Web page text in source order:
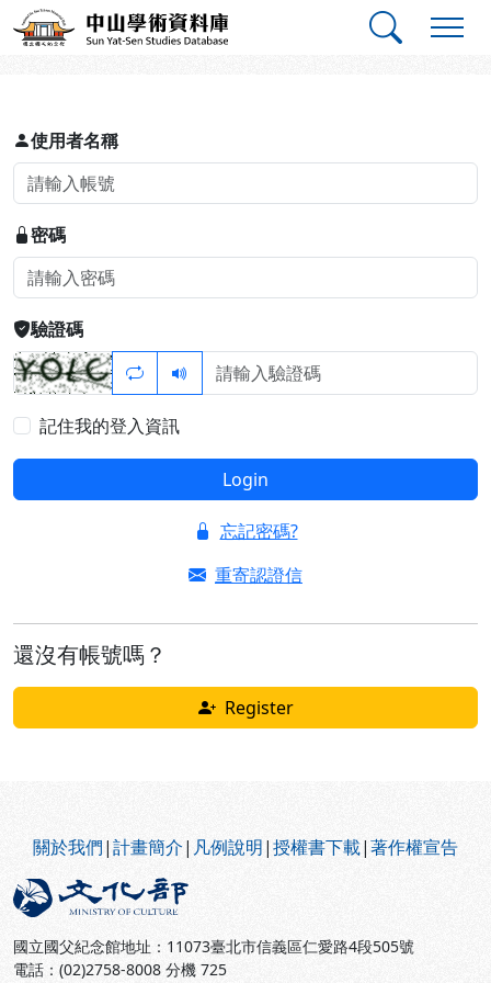
跳到主要內容
中山學術資料庫
登入
使用者名稱
密碼
驗證碼
記住我的登入資訊
Login
忘記密碼?
重寄認證信
還沒有帳號嗎？
Register
關於我們|計畫簡介| 凡例說明|授權書下載|著作權宣告
國立國父紀念館地址：11073臺北市信義區仁愛路4段505號
電話：(02)2758-8008 分機 725